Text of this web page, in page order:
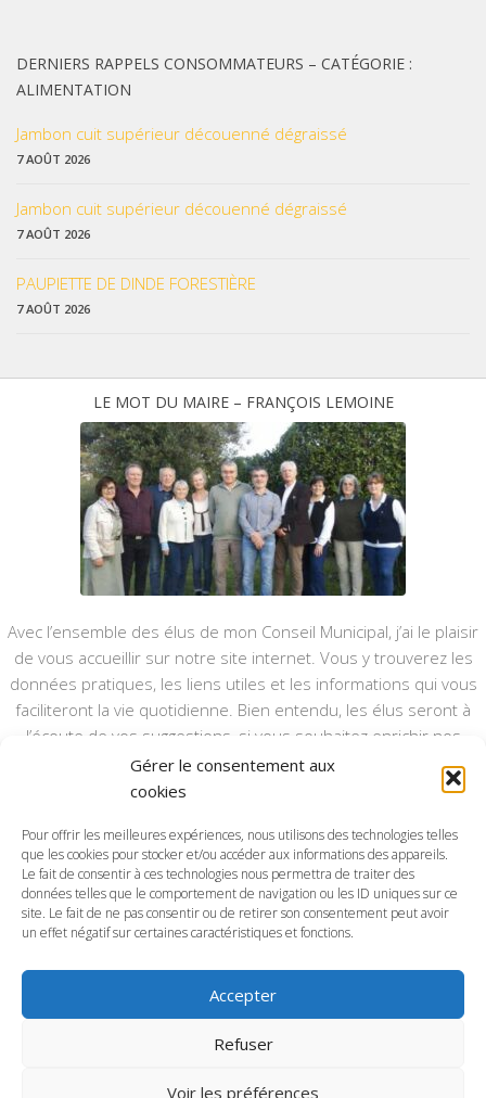
Gérer le consentement aux
cookies
Pour offrir les meilleures expériences, nous utilisons des technologies telles
que les cookies pour stocker et/ou accéder aux informations des appareils.
Le fait de consentir à ces technologies nous permettra de traiter des
données telles que le comportement de navigation ou les ID uniques sur ce
site. Le fait de ne pas consentir ou de retirer son consentement peut avoir
un effet négatif sur certaines caractéristiques et fonctions.
Accepter
Refuser
Voir les préférences
DERNIERS RAPPELS CONSOMMATEURS – CATÉGORIE :
ALIMENTATION
Jambon cuit supérieur découenné dégraissé
7 AOÛT 2026
Jambon cuit supérieur découenné dégraissé
7 AOÛT 2026
PAUPIETTE DE DINDE FORESTIÈRE
7 AOÛT 2026
LE MOT DU MAIRE – FRANÇOIS LEMOINE
Avec l’ensemble des élus de mon Conseil Municipal, j’ai le plaisir
de vous accueillir sur notre site internet. Vous y trouverez les
données pratiques, les liens utiles et les informations qui vous
faciliteront la vie quotidienne. Bien entendu, les élus seront à
l’écoute de vos suggestions, si vous souhaitez enrichir nos
rubriques ou nos informations.
Ce type de communication vient en complément du bulletin
annuel, nous le ferons vivre et il sera actualisé pour mieux vous
informer.
Bonne visite à toutes et à tous.
Commune d'Anctoville-sur-Boscq © 2026. Tous droits